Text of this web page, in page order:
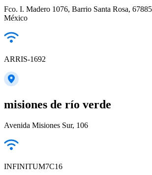
Fco. I. Madero 1076, Barrio Santa Rosa,
México
ARRIS-1692
misiones de río verde
Avenida Misiones Sur, 106
INFINITUM7C16